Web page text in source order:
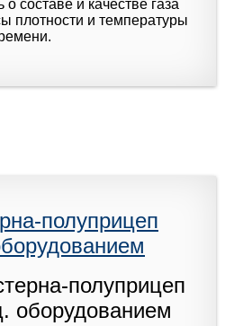
составе и качестве газа
плотности и температуры
полуприцеп